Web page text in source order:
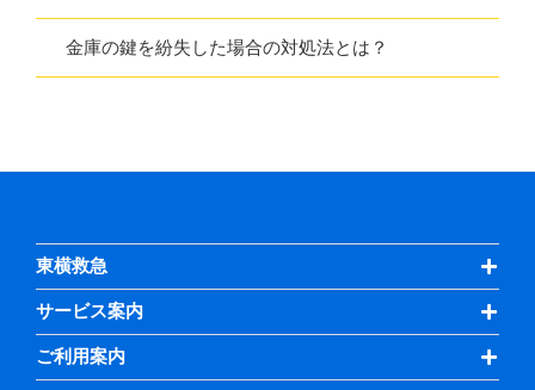
金庫の鍵を紛失した場合の対処法とは？
東横救急
サービス案内
ご利用案内